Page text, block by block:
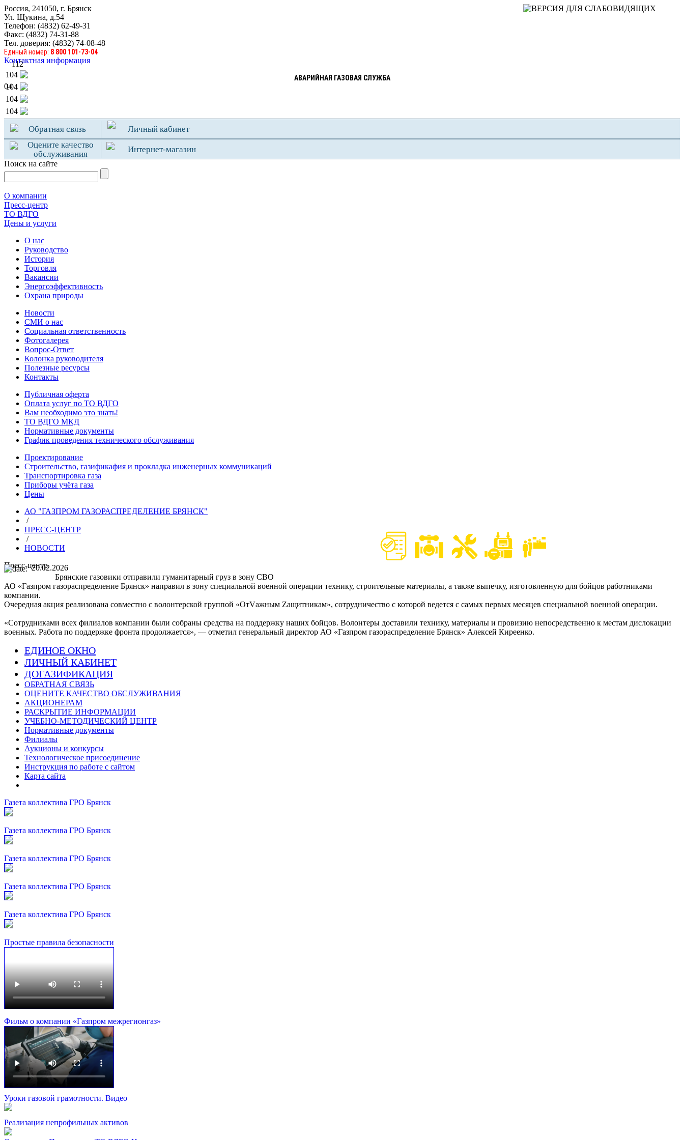
Россия, 241050, г. Брянск
Ул. Щукина, д.54
Телефон: (4832) 62-49-31
Факс: (4832) 74-31-88
Тел. доверия: (4832) 74-08-48
Единый номер: 8 800 101-73-04
Контактная информация
АВАРИЙНАЯ ГАЗОВАЯ СЛУЖБА
04
112
104
104
104
104
Обратная связь
Личный кабинет
Оцените качество
обслуживания
Интернет-магазин
Поиск на сайте
О компании
Пресс-центр
TO ВДГО
Цены и услуги
О нас
Руководство
История
Торговля
Вакансии
Энергоэффективность
Охрана природы
Новости
СМИ о нас
Социальная ответственность
Фотогалерея
Вопрос-Ответ
Колонка руководителя
Полезные ресурсы
Контакты
Публичная оферта
Оплата услуг по ТО ВДГО
Вам необходимо это знать!
ТО ВДГО МКД
Нормативные документы
График проведения технического обслуживания
Проектирование
Строительство, газификафия и прокладка инженерных коммуникаций
Транспортировка газа
Приборы учёта газа
Цены
АО "ГАЗПРОМ ГАЗОРАСПРЕДЕЛЕНИЕ БРЯНСК"
/
ПРЕСС-ЦЕНТР
/
НОВОСТИ
Пресс-центр20.02.2026
Брянские газовики отправили гуманитарный груз в зону СВО
АО «Газпром газораспределение Брянск» направил в зону специальной военной операции технику, строительные материалы, а также выпечку, изготовленную для бойцов работниками
компании.
Очередная акция реализована совместно с волонтерской группой «OтVажным Zащитникам», сотрудничество с которой ведется с самых первых месяцев специальной военной операции.
«Сотрудниками всех филиалов компании были собраны средства на поддержку наших бойцов. Волонтеры доставили технику, материалы и провизию непосредственно к местам дислокации
военных. Работа по поддержке фронта продолжается», — отметил генеральный директор АО «Газпром газораспределение Брянск» Алексей Киреенко.
ЕДИНОЕ ОКНО
ЛИЧНЫЙ КАБИНЕТ
ДОГАЗИФИКАЦИЯ
ОБРАТНАЯ СВЯЗЬ
ОЦЕНИТЕ КАЧЕСТВО ОБСЛУЖИВАНИЯ
АКЦИОНЕРАМ
РАСКРЫТИЕ ИНФОРМАЦИИ
УЧЕБНО-МЕТОДИЧЕСКИЙ ЦЕНТР
Нормативные документы
Филиалы
Аукционы и конкурсы
Технологическое присоединение
Инструкция по работе с сайтом
Карта сайта
Газета коллектива ГРО Брянск
Газета коллектива ГРО Брянск
Газета коллектива ГРО Брянск
Газета коллектива ГРО Брянск
Газета коллектива ГРО Брянск
Простые правила безопасности
Фильм о компании «Газпром межрегионгаз»
Уроки газовой грамотности. Видео
Реализация непрофильных активов